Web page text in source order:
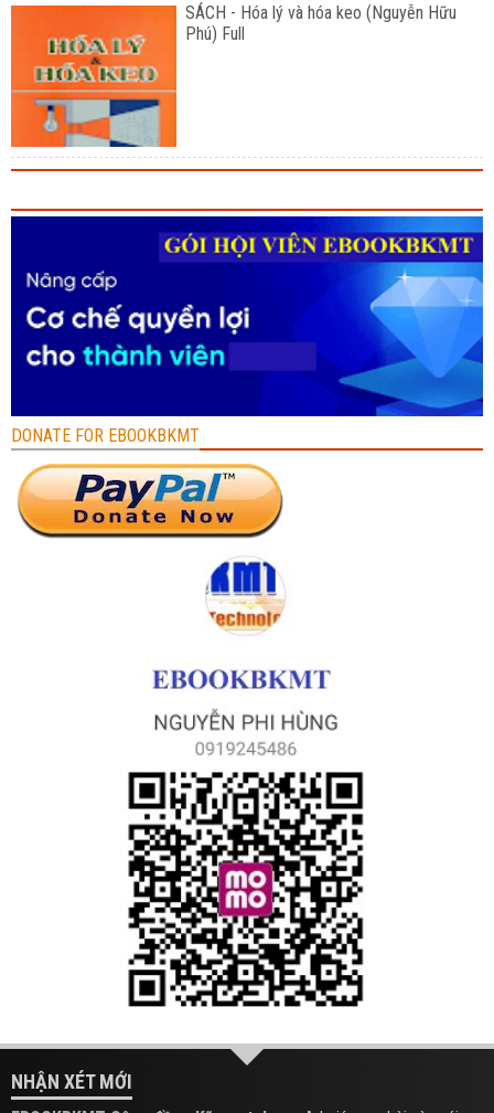
SÁCH - Hóa lý và hóa keo (Nguyễn Hữu
Phú) Full
DONATE FOR EBOOKBKMT
NHẬN XÉT MỚI